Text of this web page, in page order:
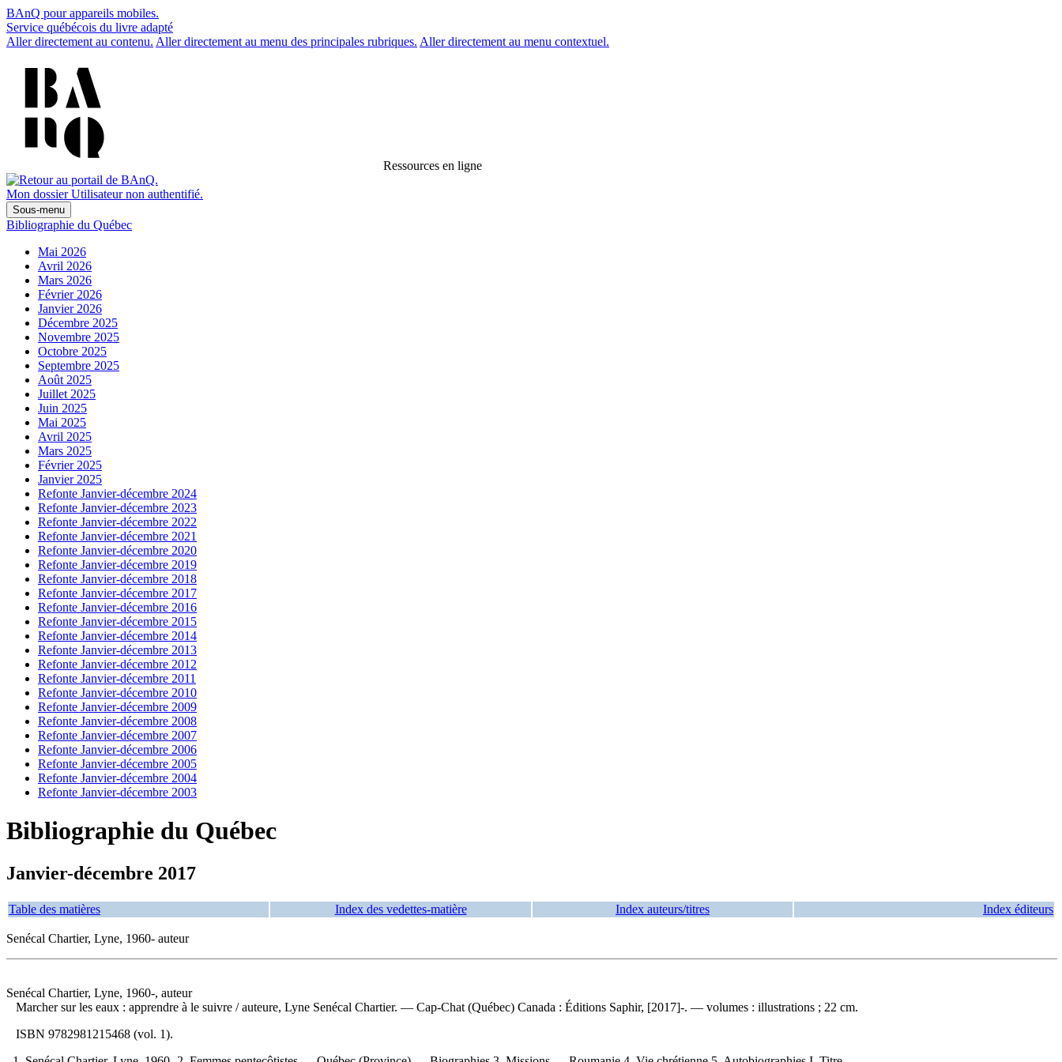
BAnQ pour appareils mobiles.
Service québécois du livre adapté
Aller directement au contenu. Aller directement au menu des principales rubriques. Aller directement au menu contextuel.
Ressources en ligne
Mon dossier Utilisateur non authentifié.
Sous-menu
Bibliographie du Québec
Mai 2026
Avril 2026
Mars 2026
Février 2026
Janvier 2026
Décembre 2025
Novembre 2025
Octobre 2025
Septembre 2025
Août 2025
Juillet 2025
Juin 2025
Mai 2025
Avril 2025
Mars 2025
Février 2025
Janvier 2025
Refonte Janvier-décembre 2024
Refonte Janvier-décembre 2023
Refonte Janvier-décembre 2022
Refonte Janvier-décembre 2021
Refonte Janvier-décembre 2020
Refonte Janvier-décembre 2019
Refonte Janvier-décembre 2018
Refonte Janvier-décembre 2017
Refonte Janvier-décembre 2016
Refonte Janvier-décembre 2015
Refonte Janvier-décembre 2014
Refonte Janvier-décembre 2013
Refonte Janvier-décembre 2012
Refonte Janvier-décembre 2011
Refonte Janvier-décembre 2010
Refonte Janvier-décembre 2009
Refonte Janvier-décembre 2008
Refonte Janvier-décembre 2007
Refonte Janvier-décembre 2006
Refonte Janvier-décembre 2005
Refonte Janvier-décembre 2004
Refonte Janvier-décembre 2003
Bibliographie du Québec
Janvier-décembre 2017
Table des matières Index des vedettes-matière Index auteurs/titres Index éditeurs
Senécal Chartier, Lyne, 1960- auteur
Senécal Chartier, Lyne, 1960-, auteur
Marcher sur les eaux : apprendre à le suivre / auteure, Lyne Senécal Chartier. — Cap-Chat (Québec) Canada : Éditions Saphir, [2017]-. — volumes : illustrations ; 22 cm.
ISBN 9782981215468 (vol. 1).